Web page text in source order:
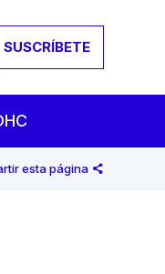
SUSCRÍBETE
esta página